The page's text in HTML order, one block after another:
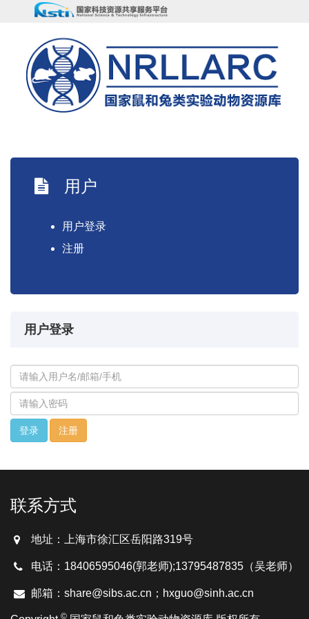
用户
用户登录
注册
用户登录
注册
联系方式
地址：上海市徐汇区岳阳路319号
电话：18406595046(郭老师);13795487835（吴老师）
邮箱：share@sibs.ac.cn；hxguo@sinh.ac.cn
©